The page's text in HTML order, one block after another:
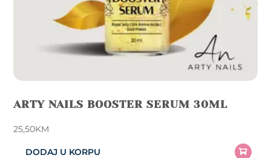
ARTY NAILS BOOSTER SERUM 30ML
25,50KM
DODAJ U KORPU